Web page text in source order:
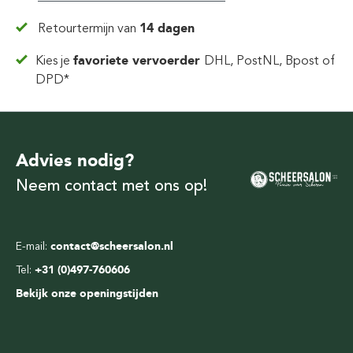
Retourtermijn van 14 dagen
Kies jefavoriete vervoerder DHL, PostNL, Bpost of
DPD*
E-mail: contact@scheersalon.nl
Tel: +31 (0)497-760606
Bekijk onze openingstijden
Advies nodig?
Neem contact met ons op!